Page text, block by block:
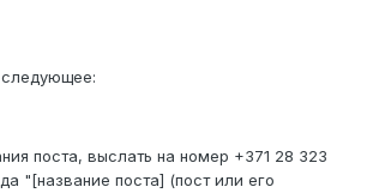
поста, выслать на номер +371 28 323
"[название поста] (пост или его